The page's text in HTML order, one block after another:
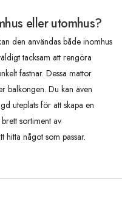
eller utomhus?
den användas både inomhus
tacksam att rengöra
fastnar. Dessa mattor
balkongen. Du kan även
uteplats för att skapa en
sortiment av
hitta något som passar.